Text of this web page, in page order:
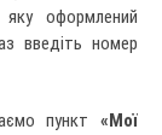
оформлений
введіть номер
пункт «Мої